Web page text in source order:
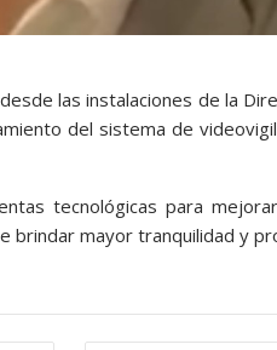
las instalaciones de la
del sistema de
tecnológicas para
mayor tranquilidad y